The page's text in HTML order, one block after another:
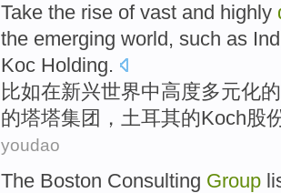
Take the rise ofvast and highly
the emerging world, such as
Koc Holding.
比如在新兴世界中高度多元化的
的塔塔集团 ， 土耳其的Koch股
youdao
The Boston Consulting Group